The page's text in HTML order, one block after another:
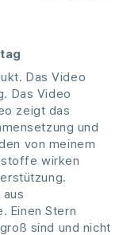
Das Video
Das Video
zeigt das
und
von meinem
wirken
Einen Stern
sind und nicht